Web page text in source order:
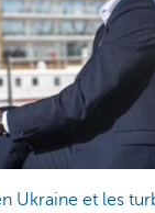
Ukraine et les